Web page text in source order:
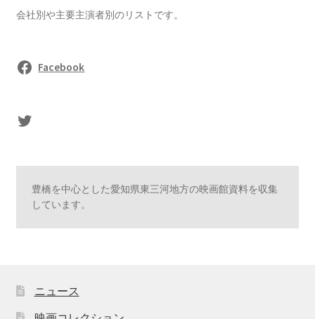
会社別や主要主演者別のリストです。
Facebook
sasaki's Twitter
豊橋を中心とした愛知県東三河地方の映画館資料を収集
しています。
ニュース